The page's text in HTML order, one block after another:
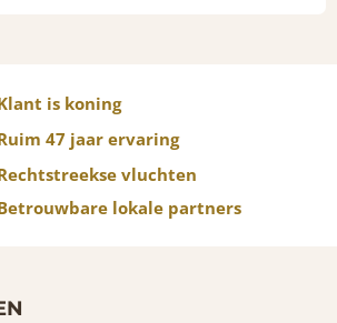
is koning
47 jaar ervaring
vluchten
lokale partners